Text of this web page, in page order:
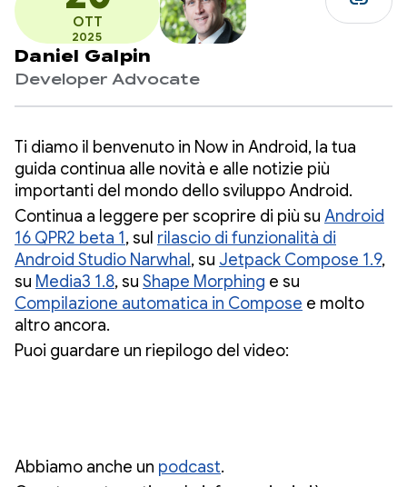
OTT
2025
Daniel Galpin
Developer Advocate
Ti diamo il benvenuto in Now in Android, la tua
guida continua alle novità e alle notizie più
importanti del mondo dello sviluppo Android.
Continua a leggere per scoprire di più su Android
16 QPR2 beta 1, sul rilascio di funzionalità di
Android Studio Narwhal , su Jetpack Compose 1.9,
su Media3 1.8, su Shape Morphing e su
Compilazione automatica in Compose e molto
altro ancora.
Puoi guardare un riepilogo del video:
Abbiamo anche un podcast.